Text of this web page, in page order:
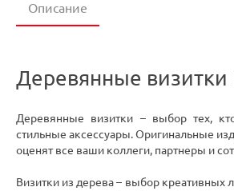
Описание
Деревянные визитки
Деревянные визитки – выбор тех,
стильные аксессуары. Оригинальные
оценят все ваши коллеги, партнеры и
Визитки из дерева – выбор креативных